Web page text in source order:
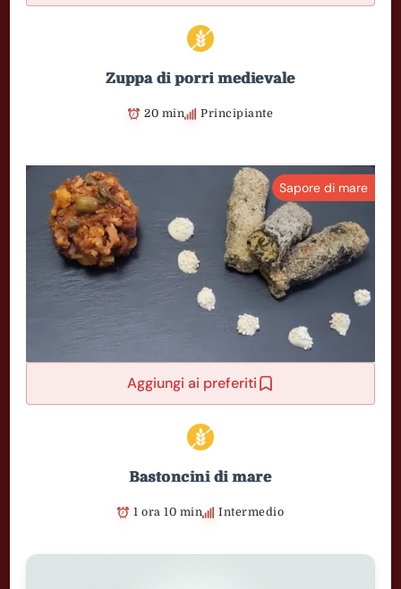
Zuppa di porri medievale
20 min Principiante
Aggiungi ai preferiti
Sapore di mare
Bastoncini di mare
1 ora 10 min Intermedio